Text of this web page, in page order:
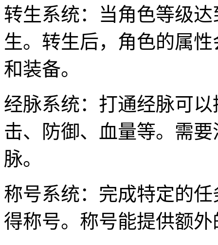
转生系统：当角色等级
生。转生后，角色的属
和装备。
经脉系统：打通经脉可
击、防御、血量等。需
脉。
称号系统：完成特定的
得称号。称号能提供额